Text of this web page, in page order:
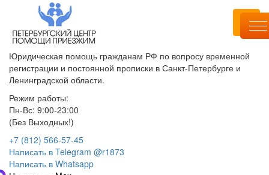
Юридическая помощь гражданам РФ по вопросу временной
регистрации и постоянной прописки в Санкт-Петербурге и
Ленинградской области.
Режим работы:
Пн-Вс: 9:00-23:00
(Без Выходных!)
+7 (812) 566-57-45
Написать в Telegram @r1873
Написать в Whatsapp